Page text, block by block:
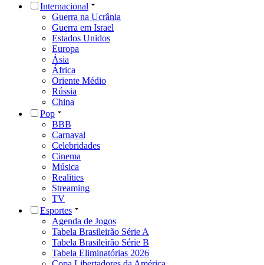
Internacional
Guerra na Ucrânia
Guerra em Israel
Estados Unidos
Europa
Ásia
África
Oriente Médio
Rússia
China
Pop
BBB
Carnaval
Celebridades
Cinema
Música
Realities
Streaming
TV
Esportes
Agenda de Jogos
Tabela Brasileirão Série A
Tabela Brasileirão Série B
Tabela Eliminatórias 2026